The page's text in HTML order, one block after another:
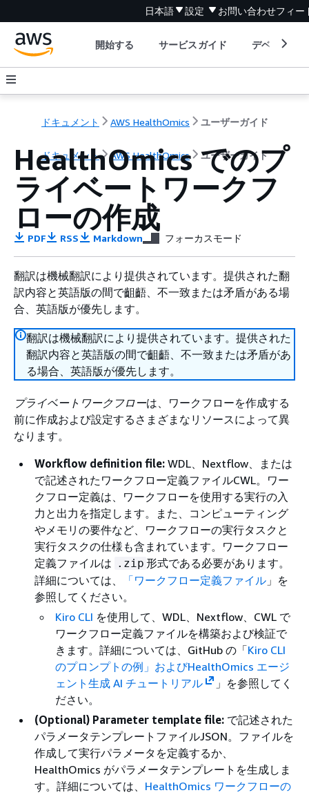
日本語 設定 お問い合わせフィー
開始する サービスガイド デベロッパ
ドキュメント AWS HealthOmics ユーザーガイド
ドキュメント AWS HealthOmics ユーザーガイド
HealthOmics でのプ
ライベートワークフ
ローの作成
PDF RSS Markdown フォーカスモード
翻訳は機械翻訳により提供されています。提供された翻
訳内容と英語版の間で齟齬、不一致または矛盾がある場
合、英語版が優先します。
翻訳は機械翻訳により提供されています。提供された
翻訳内容と英語版の間で齟齬、不一致または矛盾があ
る場合、英語版が優先します。
プライベートワークフローは、ワークフローを作成する
前に作成および設定するさまざまなリソースによって異
なります。
Workflow definition file: WDL、Nextflow、または
で記述されたワークフロー定義ファイルCWL。ワー
クフロー定義は、ワークフローを使用する実行の入
力と出力を指定します。また、コンピューティング
やメモリの要件など、ワークフローの実行タスクと
実行タスクの仕様も含まれています。ワークフロー
定義ファイルは .zip 形式である必要があります。
詳細については、
「ワークフロー定義ファイル 」を
参照してください。
Kiro CLI を使用して、WDL、Nextflow、CWL で
ワークフロー定義ファイルを構築および検証で
きます。詳細については、GitHub の「Kiro CLI
のプロンプトの例 」およびHealthOmics エージ
ェント生成 AI チュートリアル
」を参照してく
ださい。
(Optional) Parameter template file: で記述された
パラメータテンプレートファイルJSON。ファイルを
作成して実行パラメータを定義するか、
HealthOmics がパラメータテンプレートを生成しま
す。詳細については、 HealthOmics ワークフローの